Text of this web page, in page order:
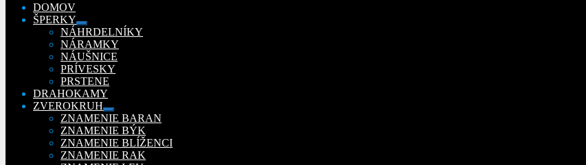
DOMOV
ŠPERKY
Rozbaliť
podradené
menu
NÁHRDELNÍKY
NÁRAMKY
NÁUŠNICE
PRÍVESKY
PRSTENE
DRAHOKAMY
ZVEROKRUH
Rozbaliť
podradené
menu
ZNAMENIE BARAN
ZNAMENIE BÝK
ZNAMENIE BLÍŽENCI
ZNAMENIE RAK